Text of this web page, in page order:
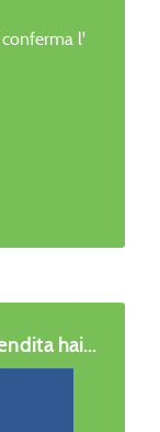
l'
hai...